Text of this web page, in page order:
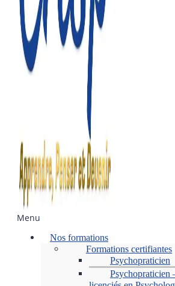
Menu
Nos formations
Formations certifiantes
Psychopraticien
Psychopraticien